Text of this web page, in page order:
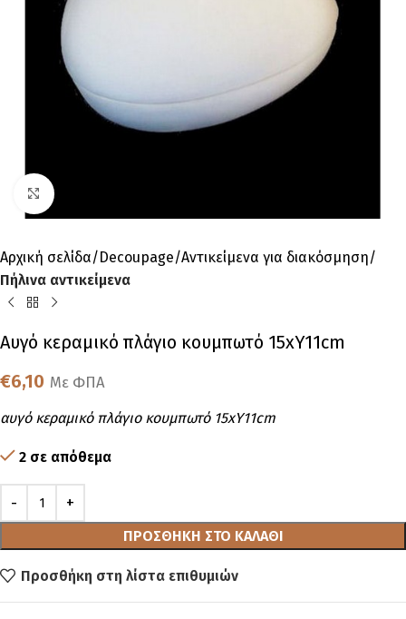
Click to enlarge
Αρχική σελίδα Decoupage Αντικείμενα για διακόσμηση
Πήλινα αντικείμενα
Αυγό κεραμικό πλάγιο κουμπωτό 15xY11cm
€6,10 Με ΦΠΑ
αυγό κεραμικό πλάγιο κουμπωτό 15xY11cm
2 σε απόθεμα
ΠΡΟΣΘΉΚΗ ΣΤΟ ΚΑΛΆΘΙ
Προσθήκη στη λίστα επιθυμιών